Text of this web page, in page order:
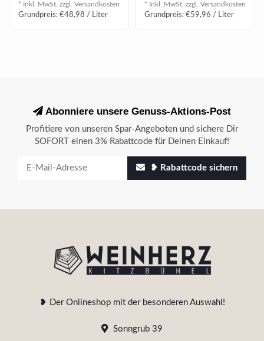
* Inkl. MwSt. zzgl. Versandkosten
Grundpreis: €48,98 / Liter
* Inkl. MwSt. zzgl. Versandkosten
Grundpreis: €59,96 / Liter
Abonniere unsere Genuss-Aktions-Post
Profitiere von unseren Spar-Angeboten und sichere Dir
SOFORT einen 3% Rabattcode für Deinen Einkauf!
❥ Rabattcode sichern
❥ Der Onlineshop mit der besonderen Auswahl!
Sonngrub 39